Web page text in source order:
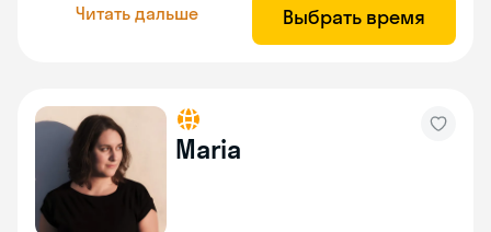
Читать дальше Выбрать время
Maria